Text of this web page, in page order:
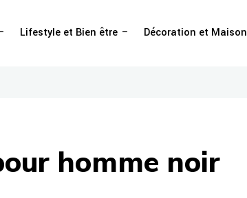
Lifestyle et Bien être Décoration et Maison
homme noir